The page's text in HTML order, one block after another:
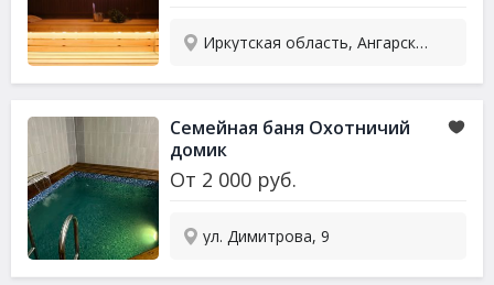
Иркутская область, Ангарск, улица Пойма
Семейная баня Охотничий
домик
От 2 000 руб.
ул. Димитрова, 9